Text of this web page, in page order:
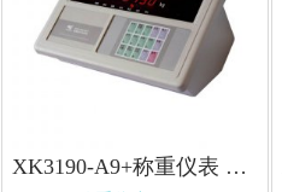
XK3190-A9+称重仪表 XK3190-A9+称重仪表